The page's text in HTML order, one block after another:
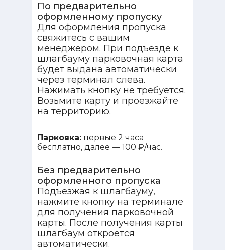
По предварительно
оформленному пропуску
Для оформления пропуска
свяжитесь с вашим
менеджером. При подъезде к
шлагбауму парковочная карта
будет выдана автоматически
через терминал слева.
Нажимать кнопку не требуется.
Возьмите карту и проезжайте
на территорию.
Парковка: первые 2 часа
бесплатно, далее — 100 ₽/час.
Без предварительно
оформленного пропуска
Подъезжая к шлагбауму,
нажмите кнопку на терминале
для получения парковочной
карты. После получения карты
шлагбаум откроется
автоматически.